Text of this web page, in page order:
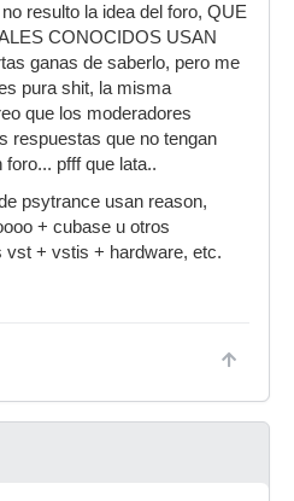
resulto la idea del foro, QUE
CONOCIDOS USAN
ganas de saberlo, pero me
pura shit, la misma
que los moderadores
respuestas que no tengan
pfff que lata..
psytrance usan reason,
+ cubase u otros
+ vstis + hardware, etc.